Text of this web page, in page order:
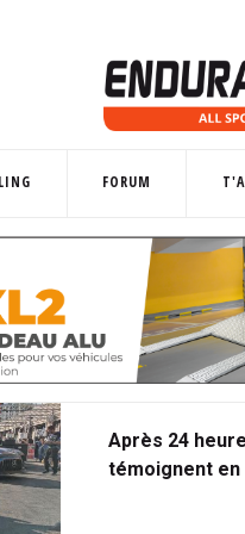
FORUM
Après 24
témoignent en